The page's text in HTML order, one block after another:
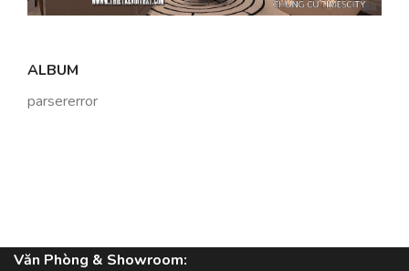
ALBUM
parsererror
Văn Phòng & Showroom: